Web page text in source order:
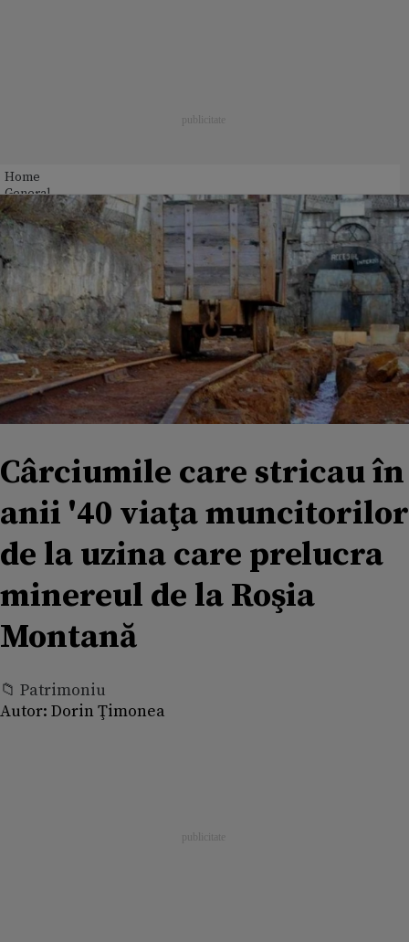
Home
General
Cârciumile care stricau în
anii '40 viaţa muncitorilor
de la uzina care prelucra
minereul de la Roşia
Montană
📁 Patrimoniu
Autor: Dorin Ţimonea